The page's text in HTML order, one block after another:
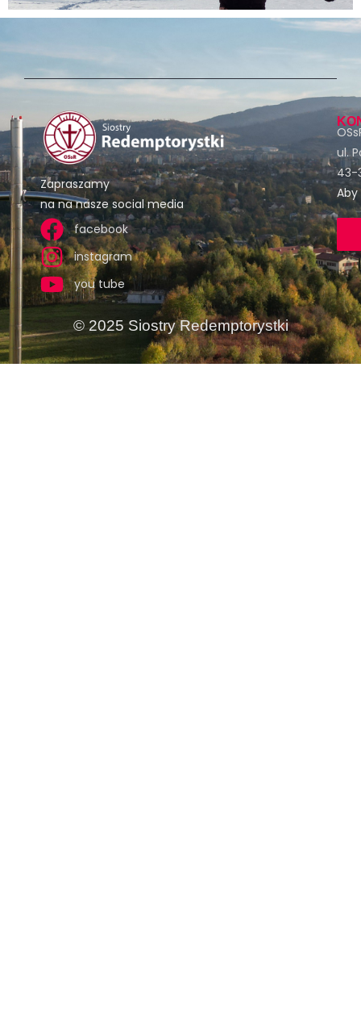
Zapraszamy
na na nasze social media
facebook
instagram
you tube
ul.
43-
© 2025 Siostry Redemptorystki